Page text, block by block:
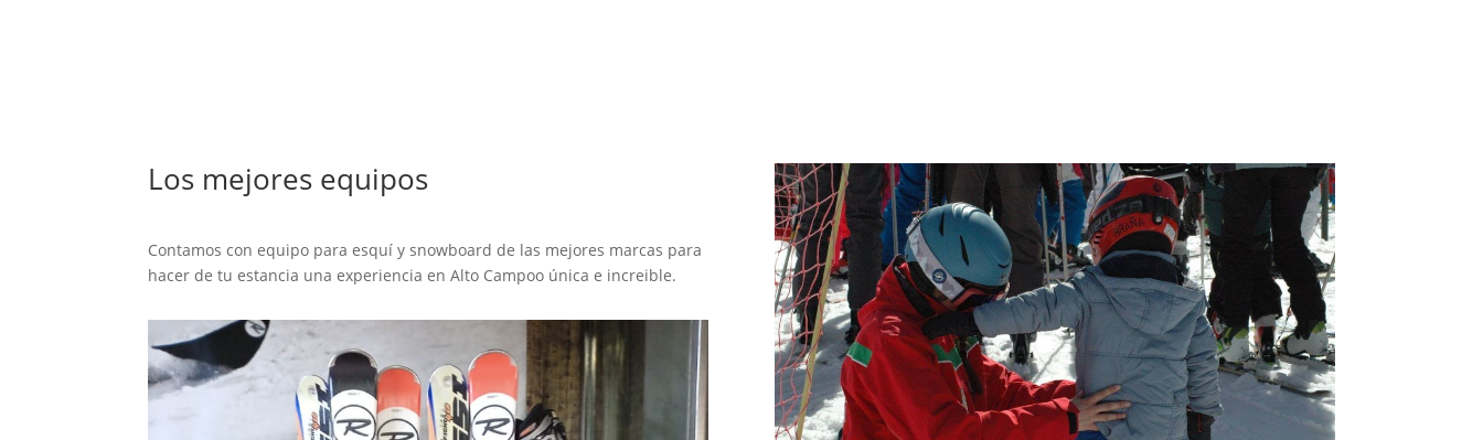
Los mejores equipos
Contamos con equipo para esquí y snowboard de las mejores marcas para
hacer de tu estancia una experiencia en Alto Campoo única e increible.